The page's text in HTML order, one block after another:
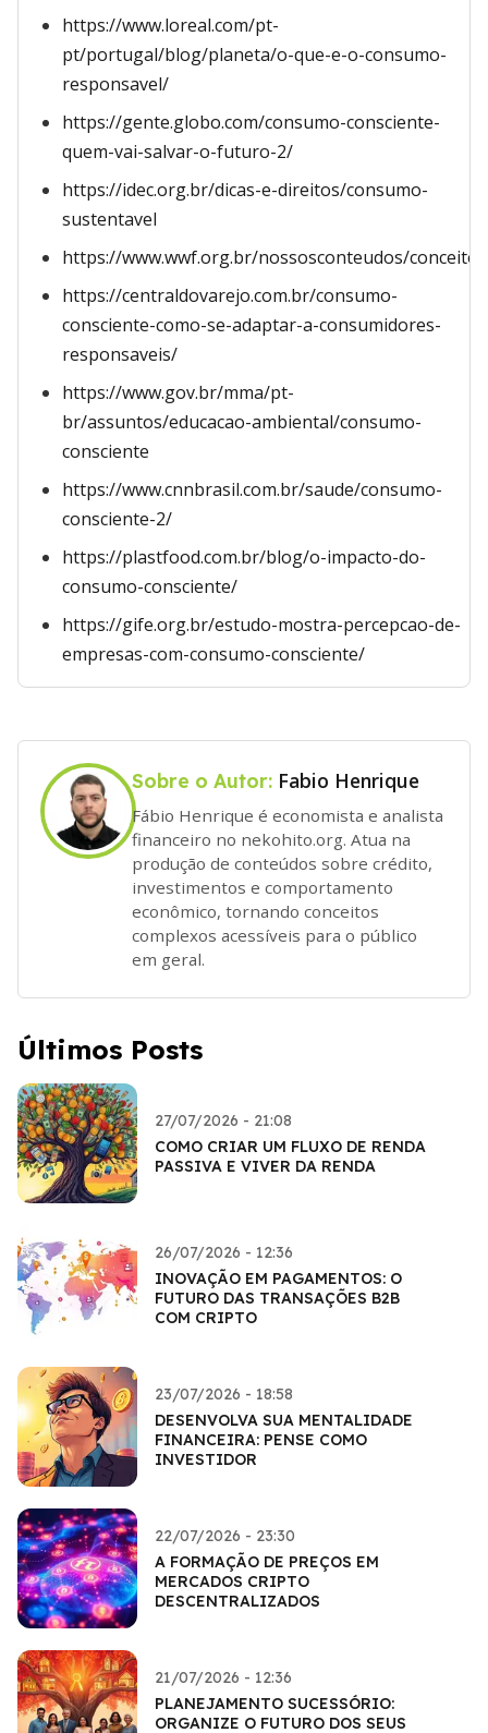
https://www.loreal.com/pt-
pt/portugal/blog/planeta/o-que-e-o-consumo-
responsavel/
https://gente.globo.com/consumo-consciente-
quem-vai-salvar-o-futuro-2/
https://idec.org.br/dicas-e-direitos/consumo-
sustentavel
https://www.wwf.org.br/nossosconteudos/
https://centraldovarejo.com.br/consumo-
consciente-como-se-adaptar-a-consumidores-
responsaveis/
https://www.gov.br/mma/pt-
br/assuntos/educacao-ambiental/consumo-
consciente
https://www.cnnbrasil.com.br/saude/consumo-
consciente-2/
https://plastfood.com.br/blog/o-impacto-do-
consumo-consciente/
https://gife.org.br/estudo-mostra-percepcao-de-
empresas-com-consumo-consciente/
Sobre o Autor: Fabio Henrique
Fábio Henrique é economista e analista
financeiro no nekohito.org. Atua na
produção de conteúdos sobre crédito,
investimentos e comportamento
econômico, tornando conceitos
complexos acessíveis para o público
em geral.
Últimos Posts
27/07/2026 - 21:08
COMO CRIAR UM FLUXO DE RENDA
PASSIVA E VIVER DA RENDA
26/07/2026 - 12:36
INOVAÇÃO EM PAGAMENTOS: O
FUTURO DAS TRANSAÇÕES B2B
COM CRIPTO
23/07/2026 - 18:58
DESENVOLVA SUA MENTALIDADE
FINANCEIRA: PENSE COMO
INVESTIDOR
22/07/2026 - 23:30
A FORMAÇÃO DE PREÇOS EM
MERCADOS CRIPTO
DESCENTRALIZADOS
21/07/2026 - 12:36
PLANEJAMENTO SUCESSÓRIO:
ORGANIZE O FUTURO DOS SEUS